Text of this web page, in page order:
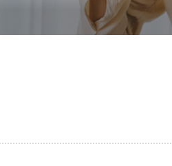
교육 청양군 공인중개사